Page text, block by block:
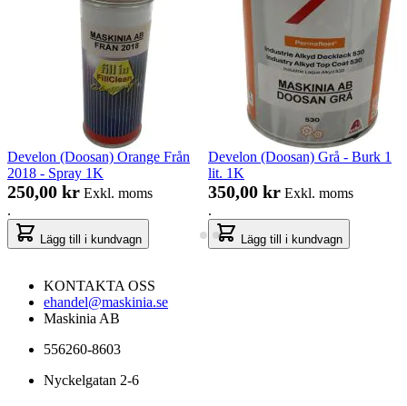
Develon (Doosan) Orange Från
2018 - Spray 1K
250,00 kr Exkl. moms
.
Lägg till i kundvagn
Develon (Doosan) Grå - Burk 1
lit. 1K
350,00 kr Exkl. moms
.
Lägg till i kundvagn
KONTAKTA OSS
ehandel@maskinia.se
Maskinia AB
556260-8603
Nyckelgatan 2-6